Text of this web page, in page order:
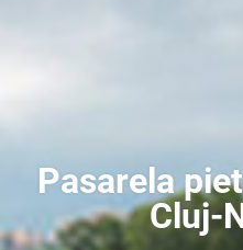
Pasarela
Cluj-